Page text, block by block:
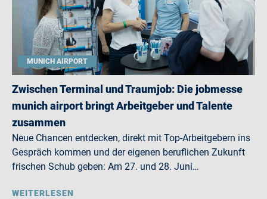
MUNICH AIRPORT
Zwischen Terminal und Traumjob: Die jobmesse
munich airport bringt Arbeitgeber und Talente
zusammen
Neue Chancen entdecken, direkt mit Top-Arbeitgebern ins
Gespräch kommen und der eigenen beruflichen Zukunft
frischen Schub geben: Am 27. und 28. Juni…
WEITERLESEN